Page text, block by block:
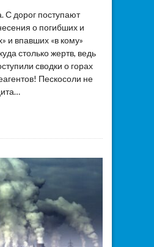
С дорог поступают
о погибших и
и впавших «в кому»
столько жертв, ведь
сводки о горах
Пескосоли не